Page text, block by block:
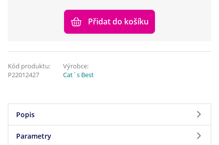
Přidat do košíku
Kód produktu:
P22012427
Výrobce:
Cat´s Best
Popis
Velmi dobře hrudkující a biologicky odbouratelná
Parametry